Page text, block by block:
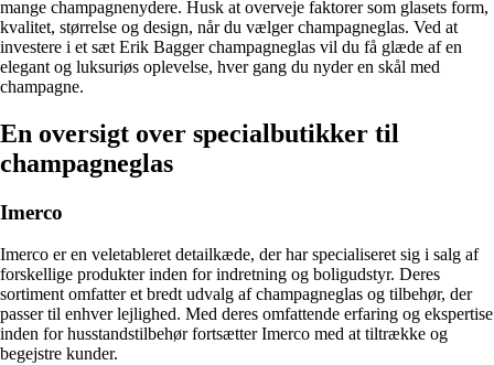
mange champagnenydere. Husk at overveje faktorer som glasets form,
kvalitet, størrelse og design, når du vælger champagneglas. Ved at
investere i et sæt Erik Bagger champagneglas vil du få glæde af en
elegant og luksuriøs oplevelse, hver gang du nyder en skål med
champagne.
En oversigt over specialbutikker til
champagneglas
Imerco
Imerco er en veletableret detailkæde, der har specialiseret sig i salg af
forskellige produkter inden for indretning og boligudstyr. Deres
sortiment omfatter et bredt udvalg af champagneglas og tilbehør, der
passer til enhver lejlighed. Med deres omfattende erfaring og ekspertise
inden for husstandstilbehør fortsætter Imerco med at tiltrække og
begejstre kunder.